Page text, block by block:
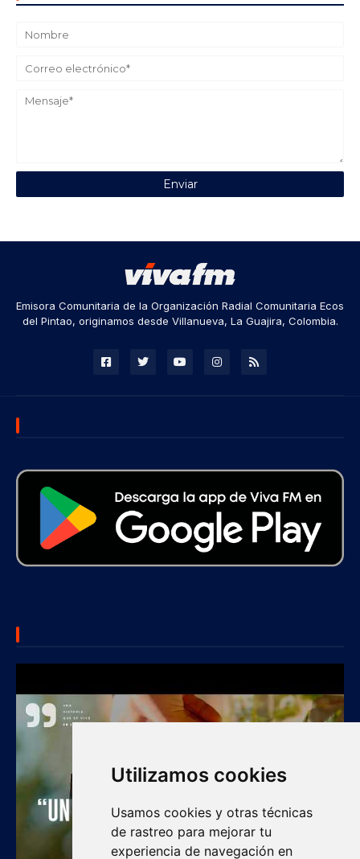
Utilizamos cookies
Usamos cookies y otras técnicas
de rastreo para mejorar tu
experiencia de navegación en
Emisora Comunitaria de la Organización Radial Comunitaria Ecos
del Pintao, originamos desde Villanueva, La Guajira, Colombia.